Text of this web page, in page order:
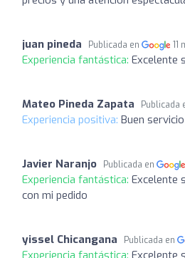
juan pineda Publicada en 11
Experiencia fantástica: Excelente
Mateo Pineda Zapata Publicada
Experiencia positiva: Buen servicio
Javier Naranjo Publicada en
Experiencia fantástica: Excelente
con mi pedido
yissel Chicangana Publicada en
Experiencia fantástica: Excelente